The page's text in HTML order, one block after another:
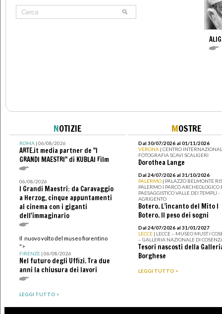
NOTIZIE
ROMA| 06/08/2026
ARTE.it media partner de "I
GRANDI MAESTRI" di KUBLAI Film
06/08/2026
I Grandi Maestri: da Caravaggio
a Herzog, cinque appuntamenti
al cinema con i giganti
dell'immaginario
Il nuovo volto del museo fiorentino
">
FIRENZE| 06/08/2026
Nel futuro degli Uffizi. Tra due
anni la chiusura dei lavori
LEGGI TUTTO >
MOSTRE
Dal 30/07/2026 al 01/11/2026
VERONA | CENTRO
FOTOGRAFIA SCAVI SCALIGERI
Dorothea Lange
Dal 24/07/2026 al 31/10/2026
PALERMO | PALAZZO BELMONTE
PALERMO I PARCO ARCHEOLOGICO
PAESAGGISTICO VALLE DEI TEMPLI -
AGRIGENTO
Botero. L’incanto del Mito I
Botero. Il peso dei sogni
Dal 24/07/2026 al 31/01/2027
LECCE | LECCE – MUSEO MUST I
– GALLERIA NAZIONALE DI
Tesori nascosti della
Borghese
LEGGI TUTTO >